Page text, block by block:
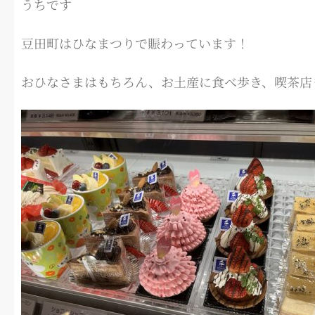
うちです
豆田町はひなまつりで賑わっています！
おひなさまはもちろん、お土産に食べ歩き、喫茶